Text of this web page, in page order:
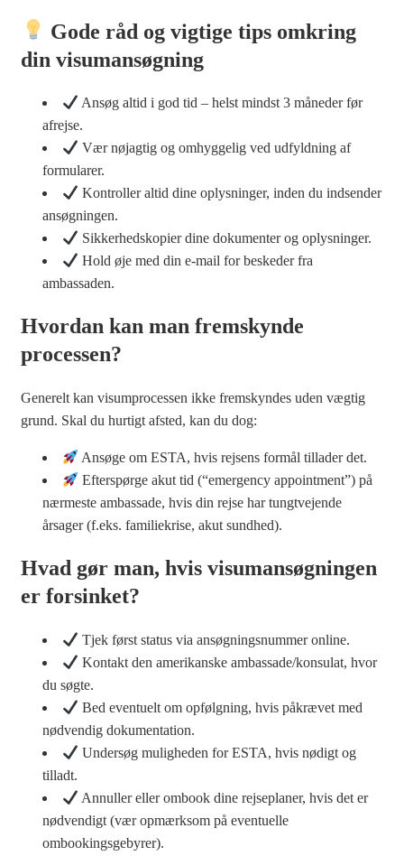
Gode råd og vigtige tips omkring
din visumansøgning
Ansøg altid i god tid – helst mindst 3 måneder før
afrejse.
Vær nøjagtig og omhyggelig ved udfyldning af
formularer.
Kontroller altid dine oplysninger, inden du indsender
ansøgningen.
Sikkerhedskopier dine dokumenter og oplysninger.
Hold øje med din e-mail for beskeder fra
ambassaden.
Hvordan kan man fremskynde
processen?
Generelt kan visumprocessen ikke fremskyndes uden vægtig
grund. Skal du hurtigt afsted, kan du dog:
Ansøge om ESTA, hvis rejsens formål tillader det.
Efterspørge akut tid (“emergency appointment”) på
nærmeste ambassade, hvis din rejse har tungtvejende
årsager (f.eks. familiekrise, akut sundhed).
Hvad gør man, hvis visumansøgningen
er forsinket?
Tjek først status via ansøgningsnummer online.
Kontakt den amerikanske ambassade/konsulat, hvor
du søgte.
Bed eventuelt om opfølgning, hvis påkrævet med
nødvendig dokumentation.
Undersøg muligheden for ESTA, hvis nødigt og
tilladt.
Annuller eller ombook dine rejseplaner, hvis det er
nødvendigt (vær opmærksom på eventuelle
ombookingsgebyrer).